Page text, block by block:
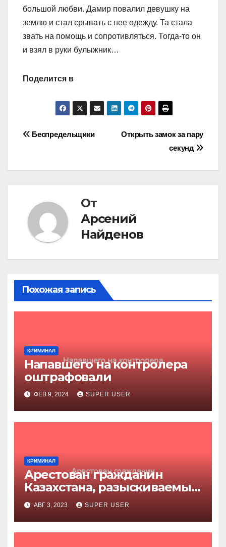
большой любви. Дамир повалил девушку на
землю и стал срывать с нее одежду. Та стала
звать на помощь и сопротивляться. Тогда-то он
и взял в руки булыжник…
Поделится в
Навигация
Открыть замок за пару
секунд
Беспредельщики
От
Арсений
Найденов
Похожая запись
КРИМИНАЛ
Напавшего на контролера
оштрафовали
ФЕВ 9, 2024 SUPER USER
КРИМИНАЛ
Арестован гражданин
Казахстана, разыскиваемый
за убийство
АВГ 3, 2023 SUPER USER